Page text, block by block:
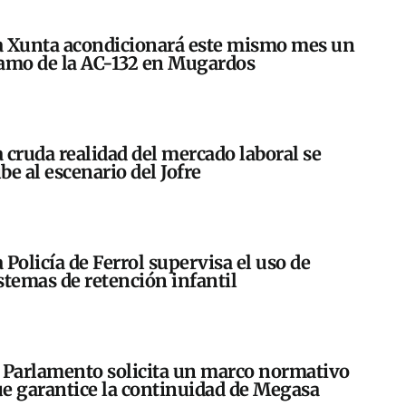
Xunta acondicionará este mismo mes un
de la AC-132 en Mugardos
cruda realidad del mercado laboral se
al escenario del Jofre
Policía de Ferrol supervisa el uso de
de retención infantil
solicita un marco normativo
garantice la continuidad de Megasa